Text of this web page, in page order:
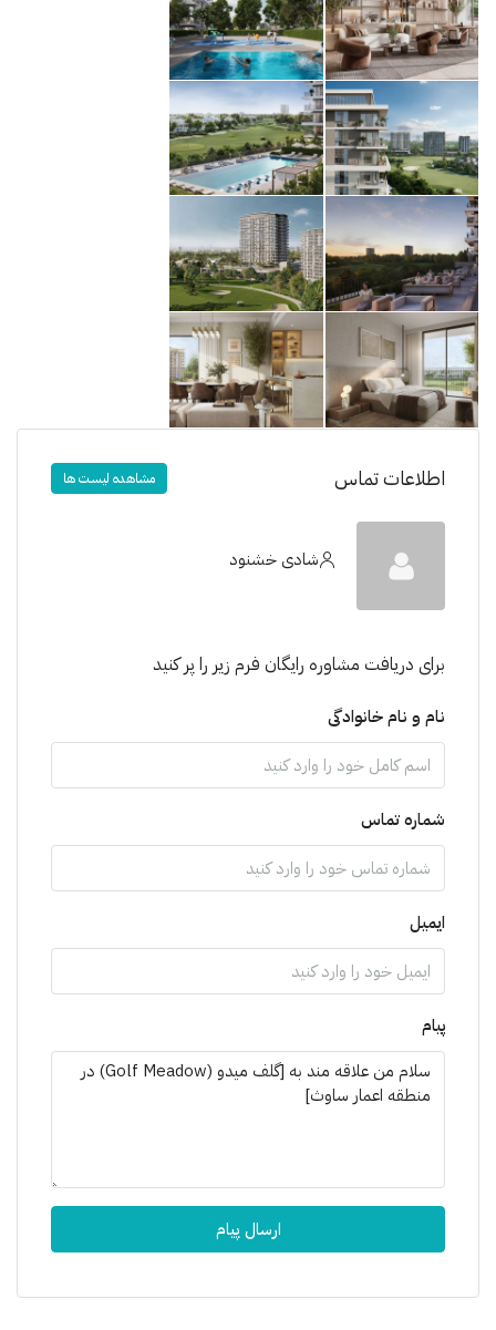
اطلاعات تماس مشاهده لیست ها
شادی خشنود
برای دریافت مشاوره رایگان فرم زیر را پر کنید
نام و نام خانوادگی
شماره تماس
ایمیل
پیام
ارسال پیام